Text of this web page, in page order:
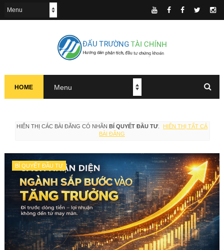
HOME
HIỂN THỊ CÁC BÀI ĐĂNG CÓ NHÃN BÍ QUYẾT ĐẦU TƯ.
HIỂN THỊ TẤT CẢ
BÀI ĐĂNG
BÍ QUYẾT ĐẦU TƯ